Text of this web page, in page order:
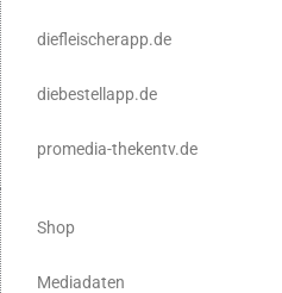
diefleischerapp.de
diebestellapp.de
promedia-thekentv.de
Shop
Mediadaten